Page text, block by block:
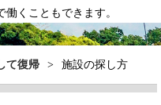
くこともできます。
て復帰 > 施設の探し方